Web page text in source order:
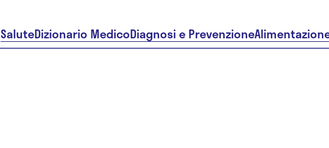
SaluteDizionario MedicoDiagnosi e Prevenzione